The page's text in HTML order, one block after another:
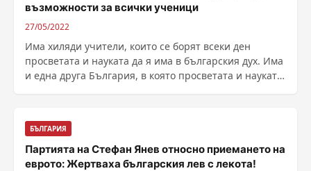
възможности за всички ученици
27/05/2022
Има хиляди учители, които се борят всеки ден
просветата и науката да я има в българския дух. Има
и една друга България, в която просветата и науката
БЪЛГАРИЯ
Партията на Стефан Янев относно приемането на
еврото: Жертваха българския лев с лекота!